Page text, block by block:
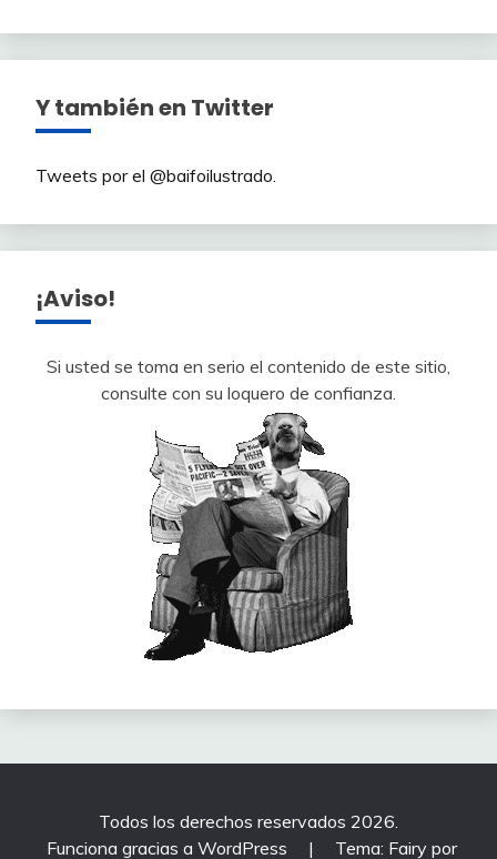
Y también en Twitter
Tweets por el @baifoilustrado.
¡Aviso!
Si usted se toma en serio el contenido de este sitio,
consulte con su loquero de confianza.
Todos los derechos reservados 2026.
Funciona gracias a WordPress
| Tema: Fairy por